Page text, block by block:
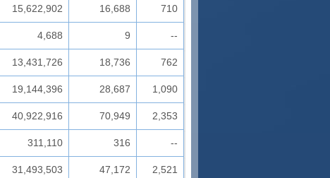
15,622,902 16,688 710
4,688 9 --
13,431,726 18,736 762
19,144,396 28,687 1,090
40,922,916 70,949 2,353
311,110 316 --
31,493,503 47,172 2,521